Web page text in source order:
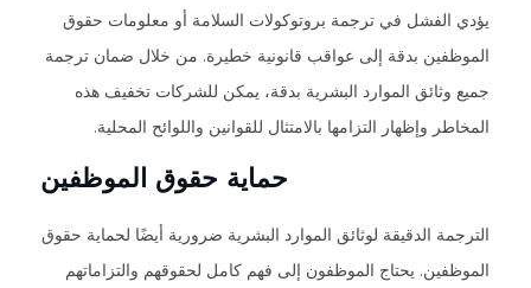
يؤدي الفشل في ترجمة بروتوكولات السلامة أو معلومات حقوق
الموظفين بدقة إلى عواقب قانونية خطيرة. من خلال ضمان ترجمة
جميع وثائق الموارد البشرية بدقة، يمكن للشركات تخفيف هذه
المخاطر وإظهار التزامها بالامتثال للقوانين واللوائح المحلية.
حماية حقوق الموظفين
الترجمة الدقيقة لوثائق الموارد البشرية ضرورية أيضًا لحماية حقوق
الموظفين. يحتاج الموظفون إلى فهم كامل لحقوقهم والتزاماتهم